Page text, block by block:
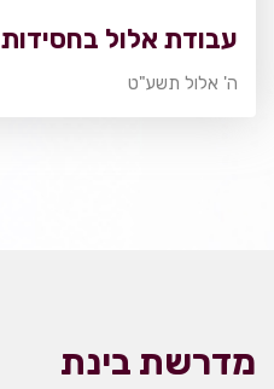
עבודת אלול בחסידות
ה' אלול תשע"ט
מדרשת בינת